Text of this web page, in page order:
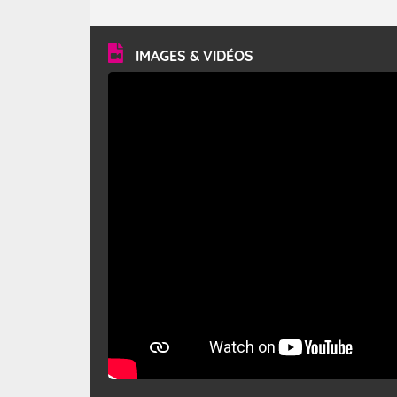
vitesse moyenne de 50 km/h et atteindre 80 à 100 km/h
en rafales, parfois davantage. Il parcourt la basse vallée
du Rhône et la Provence et envahit le littoral
méditerranéen à partir de la Camargue.
IMAGES & VIDÉOS